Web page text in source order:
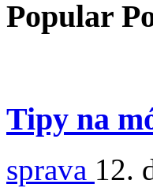
Popular
Tipy na
sprava 12.